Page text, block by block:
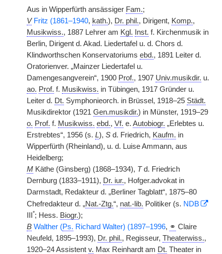
Aus in Wipperfürth ansässiger Fam.;
V Fritz (1861–1940, kath.), Dr. phil., Dirigent, Komp.,
Musikwiss., 1887 Lehrer am Kgl. Inst. f. Kirchenmusik in
Berlin, Dirigent d. Akad. Liedertafel u. d. Chors d.
Klindworthschen Konservatoriums ebd., 1891 Leiter d.
Oratorienver. „Mainzer Liedertafel u.
Damengesangverein“, 1900 Prof., 1907 Univ.musikdir. u.
ao. Prof. f. Musikwiss. in Tübingen, 1917 Gründer u.
Leiter d. Dt. Symphonieorch. in Brüssel, 1918–25 Städt.
Musikdirektor (1921 Gen.musikdir.) in Münster, 1919–29
o. Prof. f. Musikwiss. ebd., Vf. e. Autobiogr. „Erlebtes u.
Erstrebtes“, 1956 (s. L), S d. Friedrich, Kaufm. in
Wipperfürth (Rheinland), u. d. Luise Ammann, aus
Heidelberg;
M Käthe (Ginsberg) (1868–1934), Td. Friedrich
Dernburg (1833–1911), Dr. iur., Hofger.advokat in
Darmstadt, Redakteur d. „Berliner Tagblatt“, 1875–80
Chefredakteur d. „Nat.-Ztg.“, nat.-lib. Politiker (s. NDB
*; Hess. Biogr.);
B Walther (Ps. Richard Walter) (1897–1996, ⚭ Claire
Neufeld, 1895–1993), Dr. phil., Regisseur, Theaterwiss.,
1920–24 Assistent v. Max Reinhardt am Dt. Theater in